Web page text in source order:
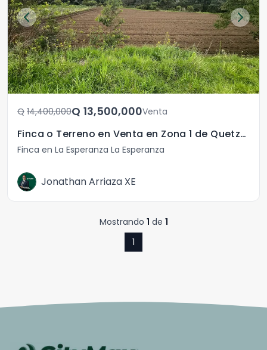
Q	14,400,000 Q	13,500,000Venta
Finca o Terreno en Venta en Zona 1 de Quetzaltenango
Finca en La Esperanza La Esperanza
Jonathan Arriaza XE
Mostrando 1 de 1
1